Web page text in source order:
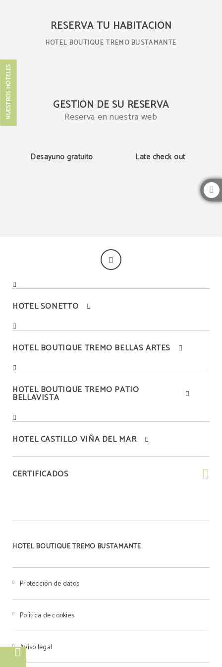
RESERVA TU HABITACIÓN
HOTEL BOUTIQUE TREMO BUSTAMANTE
GESTIÓN DE SU RESERVA
Reserva en nuestra web
Desayuno gratuito Late check out
HOTEL SONETTO
HOTEL BOUTIQUE TREMO BELLAS ARTES
HOTEL BOUTIQUE TREMO PATIO
BELLAVISTA
HOTEL CASTILLO VIÑA DEL MAR
CERTIFICADOS
HOTEL BOUTIQUE TREMO BUSTAMANTE
Protección de datos
Política de cookies
Aviso legal
MEJOR PRECIO
NUESTROS HOTELES